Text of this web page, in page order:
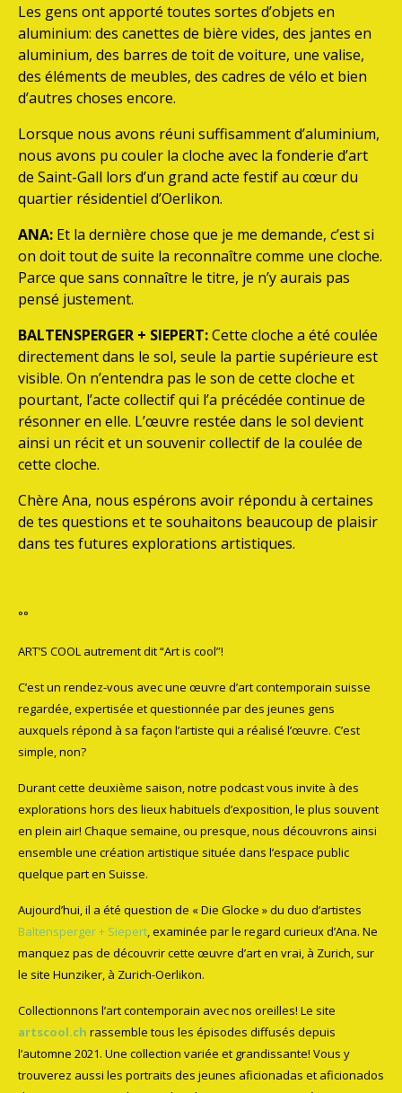
Les gens ont apporté toutes sortes d’objets en
aluminium: des canettes de bière vides, des jantes en
aluminium, des barres de toit de voiture, une valise,
des éléments de meubles, des cadres de vélo et bien
d’autres choses encore.
Lorsque nous avons réuni suffisamment d’aluminium,
nous avons pu couler la cloche avec la fonderie d’art
de Saint-Gall lors d’un grand acte festif au cœur du
quartier résidentiel d’Oerlikon.
ANA: Et la dernière chose que je me demande, c’est si
on doit tout de suite la reconnaître comme une cloche.
Parce que sans connaître le titre, je n’y aurais pas
pensé justement.
BALTENSPERGER + SIEPERT:Cette cloche a été coulée
directement dans le sol, seule la partie supérieure est
visible. On n’entendra pas le son de cette cloche et
pourtant, l’acte collectif qui l’a précédée continue de
résonner en elle. L’œuvre restée dans le sol devient
ainsi un récit et un souvenir collectif de la coulée de
cette cloche.
Chère Ana, nous espérons avoir répondu à certaines
de tes questions et te souhaitons beaucoup de plaisir
dans tes futures explorations artistiques.
°°
ART’S COOL autrement dit “Art is cool”!
C’est un rendez-vous avec une œuvre d’art contemporain suisse
regardée, expertisée et questionnée par des jeunes gens
auxquels répond à sa façon l’artiste qui a réalisé l’œuvre. C’est
simple, non?
Durant cette deuxième saison, notre podcast vous invite à des
explorations hors des lieux habituels d’exposition, le plus souvent
en plein air! Chaque semaine, ou presque, nous découvrons ainsi
ensemble une création artistique située dans l’espace public
quelque part en Suisse.
Aujourd’hui, il a été question de « Die Glocke » du duo d’artistes
Baltensperger + Siepert, examinée par le regard curieux d’Ana. Ne
manquez pas de découvrir cette œuvre d’art en vrai, à Zurich, sur
le site Hunziker, à Zurich-Oerlikon.
Collectionnons l’art contemporain avec nos oreilles! Le site
artscool.ch rassemble tous les épisodes diffusés depuis
l’automne 2021. Une collection variée et grandissante! Vous y
trouverez aussi les portraits des jeunes aficionadas et aficionados